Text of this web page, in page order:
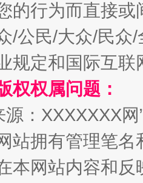
县开幕 规模
的行为而直接
/公民/大众/民
规定和国际互
权权属问题：
源：XXXXXXX
站拥有管理笔
本网站内容和